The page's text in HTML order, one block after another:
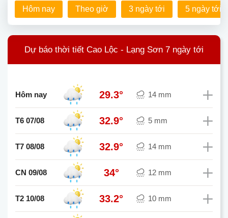
Hôm nay Theo giờ 3 ngày tới 5 ngày tới
Dự báo thời tiết Cao Lộc - Lạng Sơn 7 ngày tới
Hôm nay 29.3° 14 mm
T6 07/08 32.9° 5 mm
T7 08/08 32.9° 14 mm
CN 09/08 34° 12 mm
T2 10/08 33.2° 10 mm